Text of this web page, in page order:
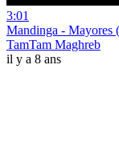
3:01
Mandinga - Mayores
TamTam Maghreb
il y a 8 ans